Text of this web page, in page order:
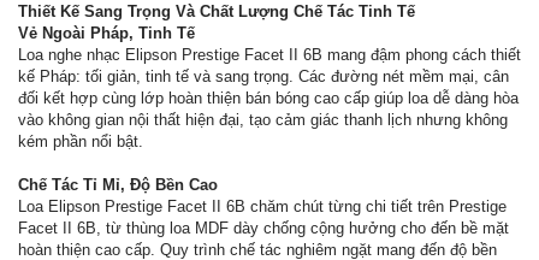
Thiết Kế Sang Trọng Và Chất Lượng Chế Tác Tinh Tế
Vẻ Ngoài Pháp, Tinh Tế
Loa nghe nhạc Elipson Prestige Facet II 6B mang đậm phong cách thiết
kế Pháp: tối giản, tinh tế và sang trọng. Các đường nét mềm mại, cân
đối kết hợp cùng lớp hoàn thiện bán bóng cao cấp giúp loa dễ dàng hòa
vào không gian nội thất hiện đại, tạo cảm giác thanh lịch nhưng không
kém phần nổi bật.
Chế Tác Tỉ Mỉ, Độ Bền Cao
Loa Elipson Prestige Facet II 6B chăm chút từng chi tiết trên Prestige
Facet II 6B, từ thùng loa MDF dày chống cộng hưởng cho đến bề mặt
hoàn thiện cao cấp. Quy trình chế tác nghiêm ngặt mang đến độ bền